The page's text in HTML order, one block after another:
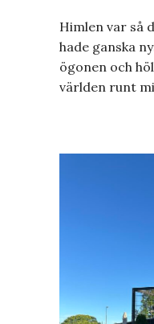
Himlen var så
hade ganska
ögonen och
världen runt